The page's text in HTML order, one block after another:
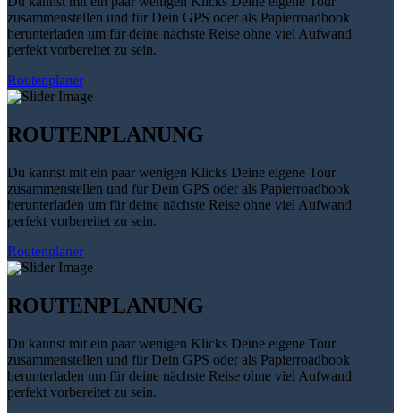
zusammenstellen und für Dein GPS oder als Papierroadbook
herunterladen um für deine nächste Reise ohne viel Aufwand
perfekt vorbereitet zu sein.
Routenplaner
ROUTENPLANUNG
Du kannst mit ein paar wenigen Klicks Deine eigene Tour
zusammenstellen und für Dein GPS oder als Papierroadbook
herunterladen um für deine nächste Reise ohne viel Aufwand
perfekt vorbereitet zu sein.
Routenplaner
ROUTENPLANUNG
Du kannst mit ein paar wenigen Klicks Deine eigene Tour
zusammenstellen und für Dein GPS oder als Papierroadbook
herunterladen um für deine nächste Reise ohne viel Aufwand
perfekt vorbereitet zu sein.